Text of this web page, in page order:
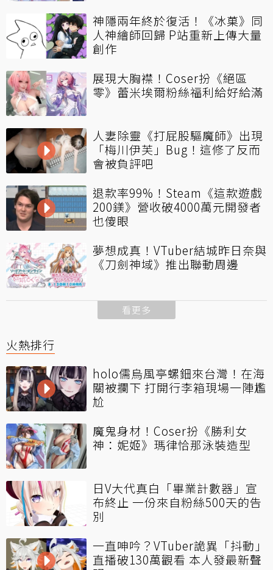
神隱兩年終於復活！《冰菓》同
人神繪師回歸 P站重新上傳大量
創作
展現大胸襟！Coser扮《絕區
零》蕾米埃爾粉絲福利給好給滿
人妻除靈《打屁股驅魔師》出現
「梅川伊芙」Bug！這修了反而
會被負評吧
退款率99%！Steam《這款遊戲
200鎂》營收破4000萬元開發者
也傻眼
夢想成真！VTuber結城昨日奈與
《刀劍神域》推出聯動周邊
看更多
火熱排行
holo儒烏風亭螺鈿來台灣！在海
關被攔下 打開行李箱現場一陣尷
尬
魔鬼身材！Coser扮《勝利女
神：妮姬》瑪律恰那泳裝造型
日V大代真白「畢業計數器」宣
布終止 一份來自粉絲500天的告
別
一直呻吟？VTuber詭異「抖動」
直播破130萬觀看 本人發最新聲